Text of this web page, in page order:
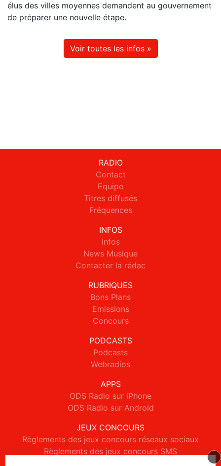
élus des villes moyennes demandent au gouvernement
de préparer une nouvelle étape.
Voir toutes les infos »
RADIO
Contact
Equipe
Titres diffusés
Fréquences
INFOS
Infos
News Musique
Contacter la rédac
RUBRIQUES
Bons Plans
Emissions
Concours
PODCASTS
Podcasts
Webradios
APPS
ODS Radio sur iPhone
ODS Radio sur Android
JEUX CONCOURS
Règlements des jeux concours réseaux sociaux
Règlements des jeux concours SMS